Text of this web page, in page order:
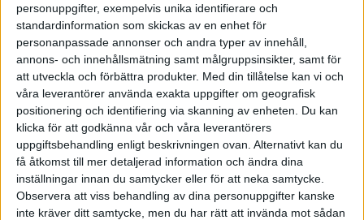
personuppgifter, exempelvis unika identifierare och
standardinformation som skickas av en enhet för
personanpassade annonser och andra typer av innehåll,
annons- och innehållsmätning samt målgruppsinsikter, samt för
att utveckla och förbättra produkter. Med din tillåtelse kan vi och
våra leverantörer använda exakta uppgifter om geografisk
positionering och identifiering via skanning av enheten. Du kan
klicka för att godkänna vår och våra leverantörers
uppgiftsbehandling enligt beskrivningen ovan. Alternativt kan du
få åtkomst till mer detaljerad information och ändra dina
inställningar innan du samtycker eller för att neka samtycke.
Observera att viss behandling av dina personuppgifter kanske
inte kräver ditt samtycke, men du har rätt att invända mot sådan
Söker kunnig inom
bokföring och redovisning
2013-04-17 12:35
Vi söker en person/företag som är kunnig inom
bokföring och förstår dess övergripande
principer och struktur. Du ska förstå
utmaningarna som småföretagare har vad gäller
redovisning.